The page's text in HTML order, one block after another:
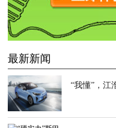
最新新闻
“我懂”，江